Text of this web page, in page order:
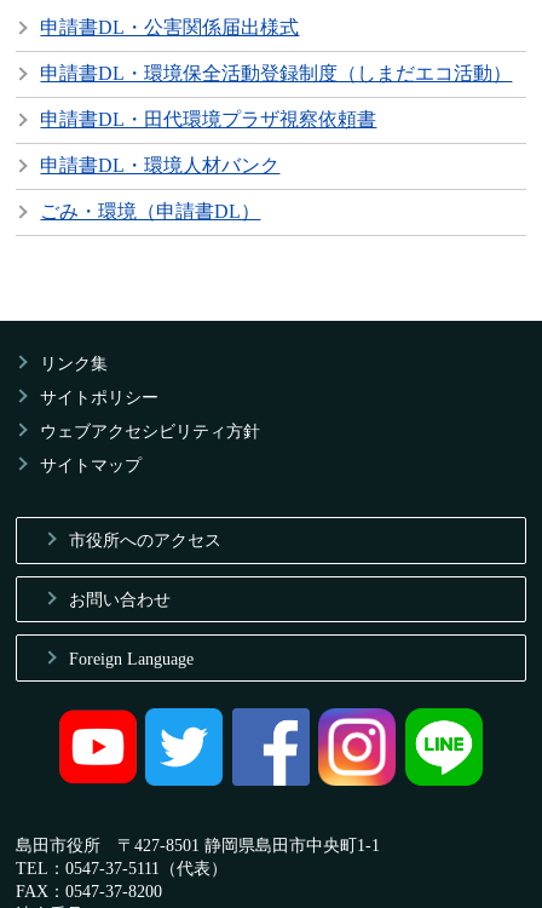
申請書DL・公害関係届出様式
申請書DL・環境保全活動登録制度（しまだエコ活動）
申請書DL・田代環境プラザ視察依頼書
申請書DL・環境人材バンク
ごみ・環境（申請書DL）
リンク集
サイトポリシー
ウェブアクセシビリティ方針
サイトマップ
市役所へのアクセス
お問い合わせ
Foreign Language
島田市役所 〒427-8501 静岡県島田市中央町1-1
TEL：0547-37-5111（代表）
FAX：0547-37-8200